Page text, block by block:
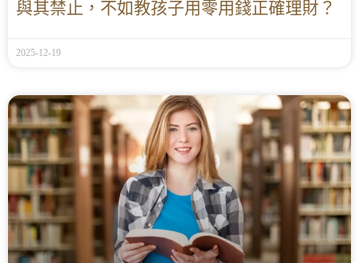
與其禁止，不如教孩子用零用錢正確理財？
2025-12-19